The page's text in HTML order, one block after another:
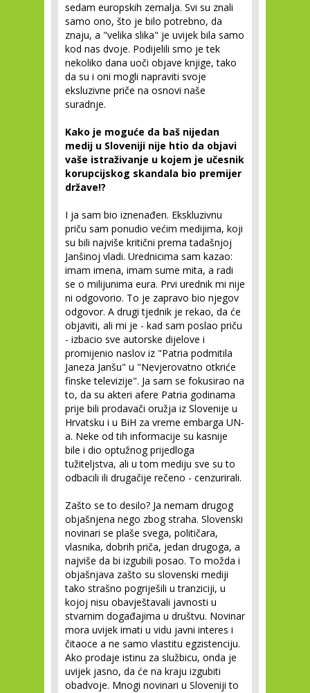
sedam europskih zemalja. Svi su znali
samo ono, što je bilo potrebno, da
znaju, a "velika slika" je uvijek bila samo
kod nas dvoje. Podijelili smo je tek
nekoliko dana uoči objave knjige, tako
da su i oni mogli napraviti svoje
eksluzivne priče na osnovi naše
suradnje.
Kako je moguće da baš nijedan
medij u Sloveniji nije htio da objavi
vaše istraživanje u kojem je učesnik
korupcijskog skandala bio premijer
države!?
I ja sam bio iznenađen. Ekskluzivnu
priču sam ponudio većim medijima, koji
su bili najviše kritični prema tadašnjoj
Janšinoj vladi. Urednicima sam kazao:
imam imena, imam sume mita, a radi
se o milijunima eura. Prvi urednik mi nije
ni odgovorio. To je zapravo bio njegov
odgovor. A drugi tjednik je rekao, da će
objaviti, ali mi je - kad sam poslao priču
- izbacio sve autorske dijelove i
promijenio naslov iz "Patria podmitila
Janeza Janšu" u "Nevjerovatno otkriće
finske televizije". Ja sam se fokusirao na
to, da su akteri afere Patria godinama
prije bili prodavači oružja iz Slovenije u
Hrvatsku i u BiH za vreme embarga UN-
a. Neke od tih informacije su kasnije
bile i dio optužnog prijedloga
tužiteljstva, ali u tom mediju sve su to
odbacili ili drugačije rečeno - cenzurirali.
Zašto se to desilo? Ja nemam drugog
objašnjena nego zbog straha. Slovenski
novinari se plaše svega, političara,
vlasnika, dobrih priča, jedan drugoga, a
najviše da bi izgubili posao. To možda i
objašnjava zašto su slovenski mediji
tako strašno pogriješili u tranziciji, u
kojoj nisu obavještavali javnosti u
stvarnim događajima u društvu. Novinar
mora uvijek imati u vidu javni interes i
čitaoce a ne samo vlastitu egzistenciju.
Ako prodaje istinu za službicu, onda je
uvijek jasno, da će na kraju izgubiti
obadvoje. Mnogi novinari u Sloveniji to